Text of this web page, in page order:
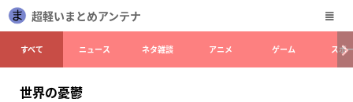
超軽いまとめアンテナ
すべて ニュース ネタ雑談 アニメ ゲーム スポ
世界の憂鬱